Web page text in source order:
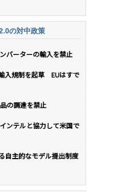
の対中政策
バーターの輸入を禁止
入規制を起草 EUはすで
の調達を禁止
ンテルと協力して米国で
自主的なモデル提出制度